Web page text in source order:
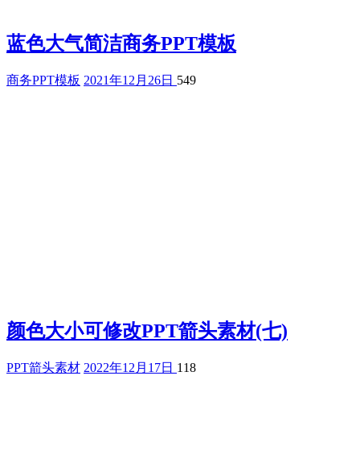
蓝色大气简洁商务PPT模板
商务PPT模板 2021年12月26日 549
颜色大小可修改PPT箭头素材(七)
PPT箭头素材 2022年12月17日 118